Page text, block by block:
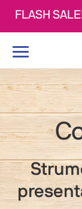
FLASH
Attiva/